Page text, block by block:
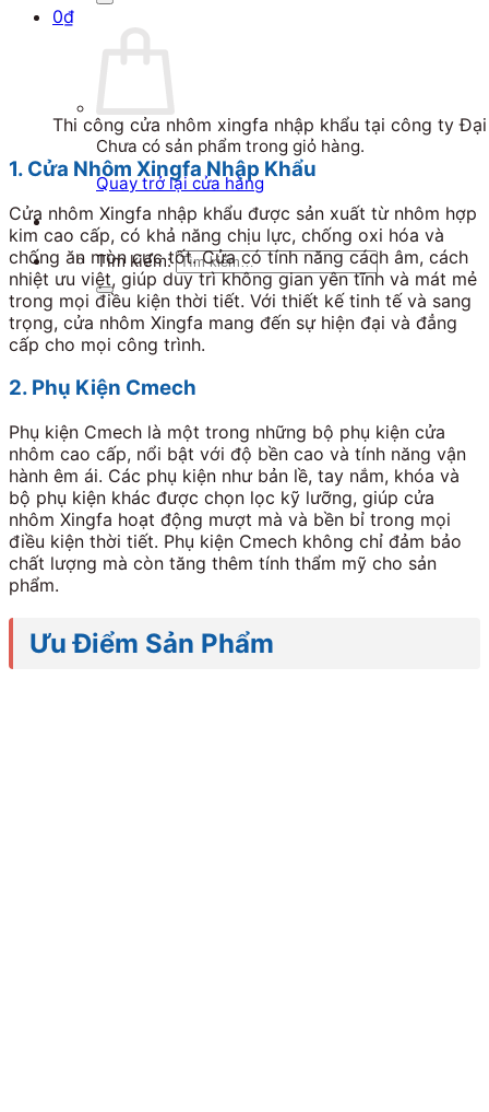
0₫
Chưa có sản phẩm trong giỏ hàng.
Quay trở lại cửa hàng
Tìm kiếm:
Thi công cửa nhôm xingfa nhập khẩu tại công ty
1. Cửa Nhôm Xingfa Nhập Khẩu
Cửa nhôm Xingfa nhập khẩu được sản xuất từ nhôm hợp
kim cao cấp, có khả năng chịu lực, chống oxi hóa và
chống ăn mòn cực tốt. Cửa có tính năng cách âm, cách
nhiệt ưu việt, giúp duy trì không gian yên tĩnh và mát mẻ
trong mọi điều kiện thời tiết. Với thiết kế tinh tế và sang
trọng, cửa nhôm Xingfa mang đến sự hiện đại và đẳng
cấp cho mọi công trình.
2. Phụ Kiện Cmech
Phụ kiện Cmech là một trong những bộ phụ kiện cửa
nhôm cao cấp, nổi bật với độ bền cao và tính năng vận
hành êm ái. Các phụ kiện như bản lề, tay nắm, khóa và
bộ phụ kiện khác được chọn lọc kỹ lưỡng, giúp cửa
nhôm Xingfa hoạt động mượt mà và bền bỉ trong mọi
điều kiện thời tiết. Phụ kiện Cmech không chỉ đảm bảo
chất lượng mà còn tăng thêm tính thẩm mỹ cho sản
phẩm.
Ưu Điểm Sản Phẩm